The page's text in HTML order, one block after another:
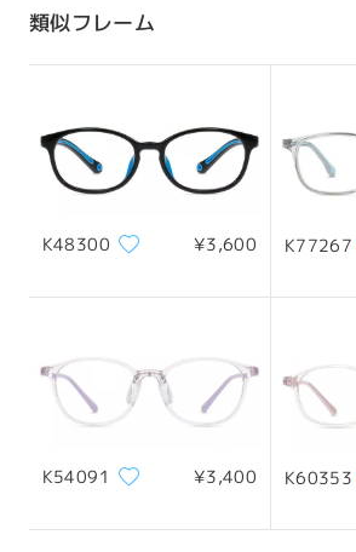
レビューを書く
配送時間
配送
類似フレーム
K48300 ¥3,600 K77267
K54091 ¥3,400 K60353